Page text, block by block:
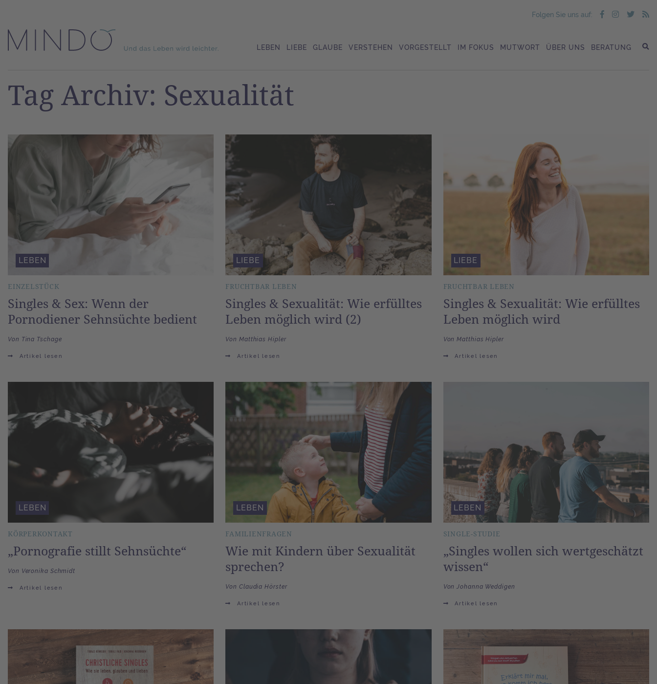
Folgen Sie uns auf:
LEBEN LIEBE GLAUBE VERSTEHEN VORGESTELLT IM FOKUS MUTWORT ÜBER UNS BERATUNG
Tag Archiv: Sexualität
EINZELSTÜCK
Singles & Sex: Wenn der
Pornodiener Sehnsüchte bedient
Von Tina Tschage
Artikel lesen
LEBEN
FRUCHTBAR LEBEN
Singles & Sexualität: Wie erfülltes
Leben möglich wird (2)
Von Matthias Hipler
Artikel lesen
LIEBE
FRUCHTBAR LEBEN
Singles & Sexualität: Wie erfülltes
Leben möglich wird
Von Matthias Hipler
Artikel lesen
LIEBE
KÖRPERKONTAKT
„Pornografie stillt Sehnsüchte“
Von Veronika Schmidt
Artikel lesen
LEBEN
FAMILIENFRAGEN
Wie mit Kindern über Sexualität
sprechen?
Von Claudia Hörster
Artikel lesen
LEBEN
SINGLE-STUDIE
„Singles wollen sich wertgeschätzt
wissen“
Von Johanna Weddigen
Artikel lesen
LEBEN